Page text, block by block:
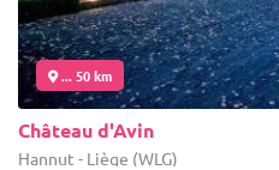
... 50 km
Château d'Avin
Hannut - Liège (WLG)